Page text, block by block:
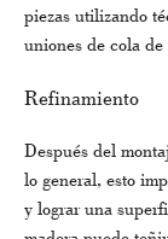
piezas utilizando
uniones de cola
Refinamiento
Después del
lo general, esto
y lograr una